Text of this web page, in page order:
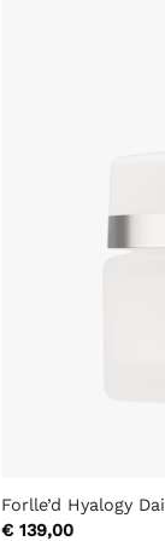
Forlle’d Hyalogy
€ 139,00